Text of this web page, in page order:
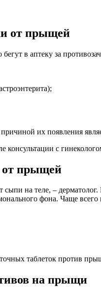
от прыщей
в аптеку за
их появления
консультации с
от прыщей
на теле, –
фона. Чаще
таблеток против
на прыщи